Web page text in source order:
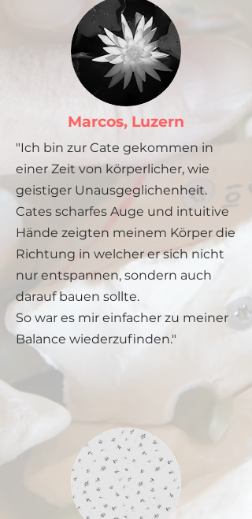
Marcos, Luzern
"Ich bin zur Cate gekommen in
einer Zeit von körperlicher, wie
geistiger Unausgeglichenheit.
Cates scharfes Auge und intuitive
Hände zeigten meinem Körper die
Richtung in welcher er sich nicht
nur entspannen, sondern auch
darauf bauen sollte.
So war es mir einfacher zu meiner
Balance wiederzufinden."